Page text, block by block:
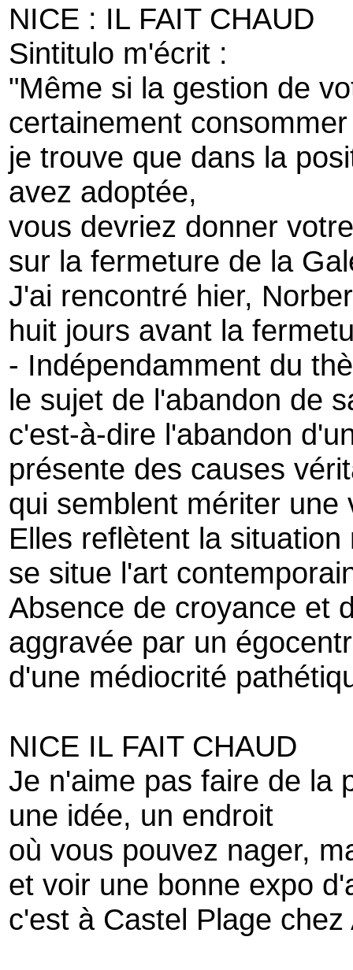
NICE : IL FAIT CHAUD
Sintitulo m'écrit :
"Même si la gestion de
certainement
je trouve que dans la
avez adoptée,
vous devriez donner
sur la fermeture de la
J'ai rencontré hier,
huit jours avant la
- Indépendamment du
le sujet de l'abandon de
c'est-à-dire l'abandon
présente des causes
qui semblent mériter
Elles reflètent la
se situe l'art
Absence de croyance et
aggravée par un
d'une médiocrité
NICE IL FAIT CHAUD
Je n'aime pas faire de la
une idée, un endroit
où vous pouvez nager,
et voir une bonne expo
c'est à Castel Plage chez